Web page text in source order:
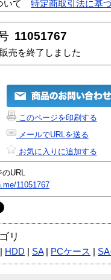
いて
特定商取引法に基
11051767
売を終了しました
このページを印刷する
メールでURLを送る
お気に入りに追加する
URL
11051767
リ
HDD SA| PCケース